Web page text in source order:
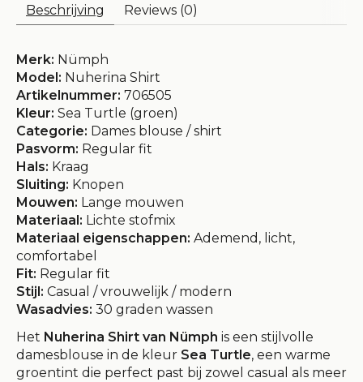
Beschrijving Reviews (0)
Merk: Nümph
Model: Nuherina Shirt
Artikelnummer: 706505
Kleur: Sea Turtle (groen)
Categorie: Dames blouse / shirt
Pasvorm: Regular fit
Hals: Kraag
Sluiting: Knopen
Mouwen: Lange mouwen
Materiaal: Lichte stofmix
Materiaal eigenschappen: Ademend, licht,
comfortabel
Fit: Regular fit
Stijl: Casual / vrouwelijk / modern
Wasadvies: 30 graden wassen
Het Nuherina Shirt van Nümph is een stijlvolle
damesblouse in de kleur Sea Turtle, een warme
groentint die perfect past bij zowel casual als meer